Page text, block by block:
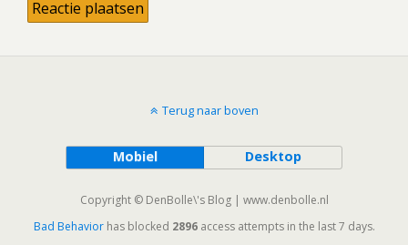
Terug naar boven
Mobiel Desktop
Copyright © DenBolle\'s Blog | www.denbolle.nl
Bad Behaviorhas blocked 2896access attempts in the last 7 days.